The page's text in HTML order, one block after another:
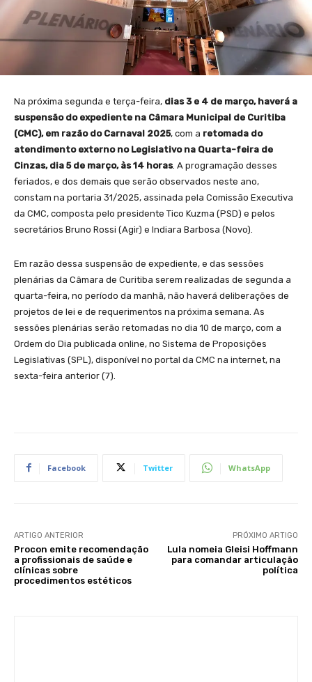
Na próxima segunda e terça-feira, dias 3 e 4 de março, haverá a
suspensão do expediente na Câmara Municipal de Curitiba
(CMC), em razão do Carnaval 2025, com a retomada do
atendimento externo no Legislativo na Quarta-feira de
Cinzas, dia 5 de março, às 14 horas. A programação desses
feriados, e dos demais que serão observados neste ano,
constam na portaria 31/2025, assinada pela Comissão Executiva
da CMC, composta pelo presidente Tico Kuzma (PSD) e pelos
secretários Bruno Rossi (Agir) e Indiara Barbosa (Novo).
Em razão dessa suspensão de expediente, e das sessões
plenárias da Câmara de Curitiba serem realizadas de segunda a
quarta-feira, no período da manhã, não haverá deliberações de
projetos de lei e de requerimentos na próxima semana. As
sessões plenárias serão retomadas no dia 10 de março, com a
Ordem do Dia publicada online, no Sistema de Proposições
Legislativas (SPL), disponível no portal da CMC na internet, na
sexta-feira anterior (7).
Facebook Twitter WhatsApp
ARTIGO ANTERIOR
Procon emite recomendação
a profissionais de saúde e
clínicas sobre
procedimentos estéticos
PRÓXIMO ARTIGO
Lula nomeia Gleisi Hoffmann
para comandar articulação
política